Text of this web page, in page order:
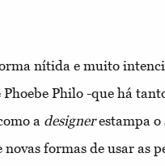
nítida e muito
Philo -que há
a designerestampa o
formas de usar as